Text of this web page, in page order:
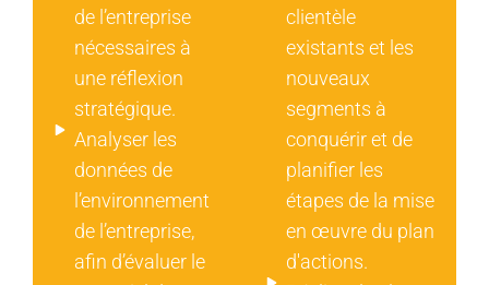
de l’entreprise
nécessaires à
une réflexion
stratégique.
Analyser les
données de
l’environnement
de l’entreprise,
afin d’évaluer le
clientèle
existants et les
nouveaux
segments à
conquérir et de
planifier les
étapes de la mise
en œuvre du plan
d'actions.